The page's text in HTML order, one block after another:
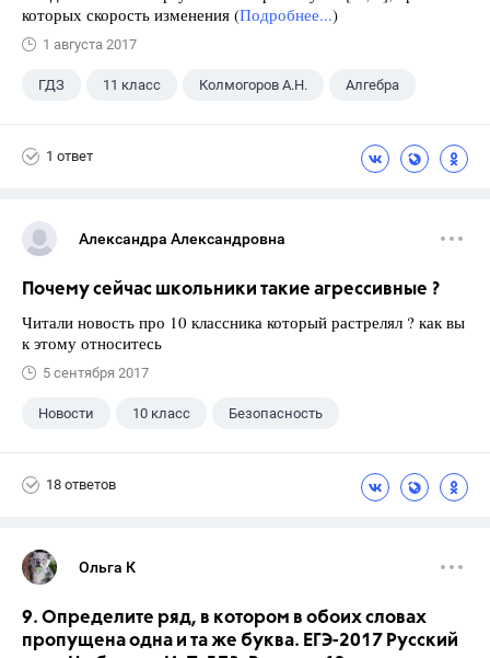
которых скорость изменения (Подробнее...)
1 августа 2017
ГДЗ 11 класс Колмогоров А.Н. Алгебра
1 ответ
Александра Александровна
Почему сейчас школьники такие агрессивные ?
Читали новость про 10 классника который растрелял ? как вы
к этому относитесь
5 сентября 2017
Новости 10 класс Безопасность
18 ответов
Ольга К
9. Определите ряд, в котором в обоих словах
пропущена одна и та же буква. ЕГЭ-2017 Русский